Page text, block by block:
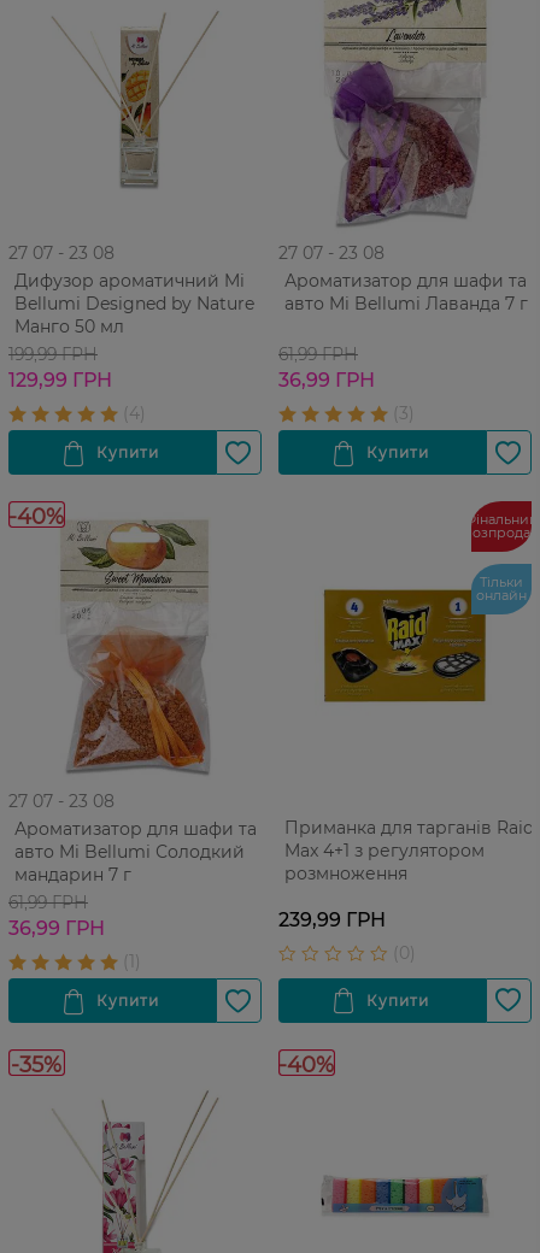
27 07 - 23 08
Дифузор ароматичний Mi
Bellumi Designed by Nature
Манго 50 мл
199,99 ГРН
129,99 ГРН
27 07 - 23 08
Ароматизатор для шафи та
авто Mi Bellumi Лаванда 7 г
61,99 ГРН
36,99 ГРН
-40%
27 07 - 23 08
Ароматизатор для шафи та
авто Mi Bellumi Солодкий
мандарин 7 г
61,99 ГРН
36,99 ГРН
Фінальний
розпродаж
Тільки
онлайн
Приманка для тарганів Raid
Max 4+1 з регулятором
розмноження
239,99 ГРН
-35% -40%